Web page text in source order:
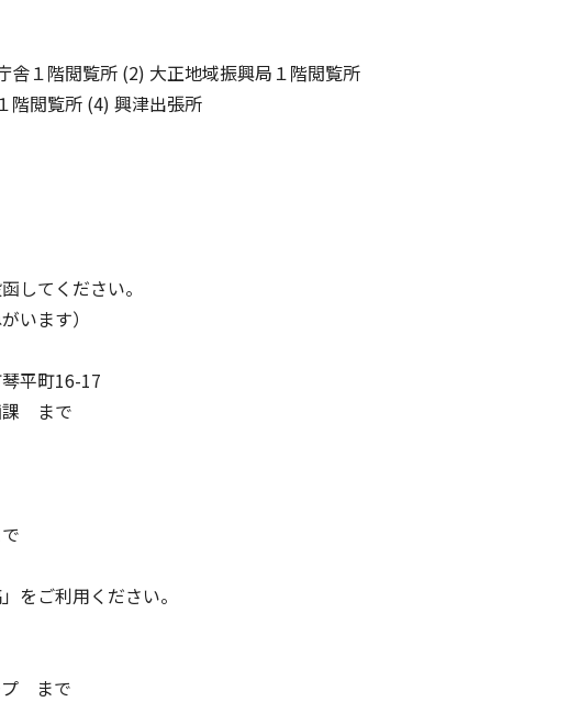
閲覧所 (2) 大正地域振興局１階閲覧所
覧所 (4) 興津出張所
てください。
います）
町16-17
まで
ご利用ください。
まで